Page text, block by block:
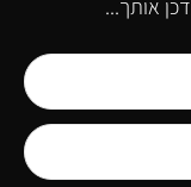
אותך...